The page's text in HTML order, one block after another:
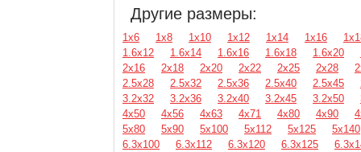
Другие размеры:
1х6 1х8 1х10 1х12 1х14 1х16
1.6х12
1.6х14 1.6х16 1.6х18 1.6х20
2х16
2х18 2х20 2х22 2х25 2х28
2.5х28
2.5х32 2.5х36 2.5х40 2.5х45
3.2х32
3.2х36 3.2х40 3.2х45 3.2х50
4х50
4х56 4х63 4х71 4х80 4х90
5х80
5х90 5х100 5х112 5х125
5х140
6.3х100
6.3х112 6.3х120 6.3х125